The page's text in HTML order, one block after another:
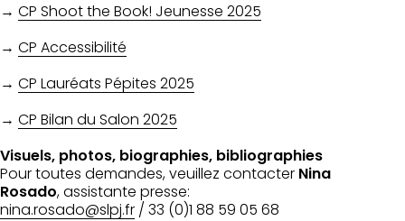
→ CP Shoot the Book! Jeunesse 2025
→ CP Accessibilité
→ CP Lauréats Pépites 2025
→ CP Bilan du Salon 2025
Visuels, photos, biographies, bibliographies
Pour toutes demandes, veuillez contacter Nina
Rosado, assistante presse:
nina.rosado@slpj.fr / 33 (0)1 88 59 05 68